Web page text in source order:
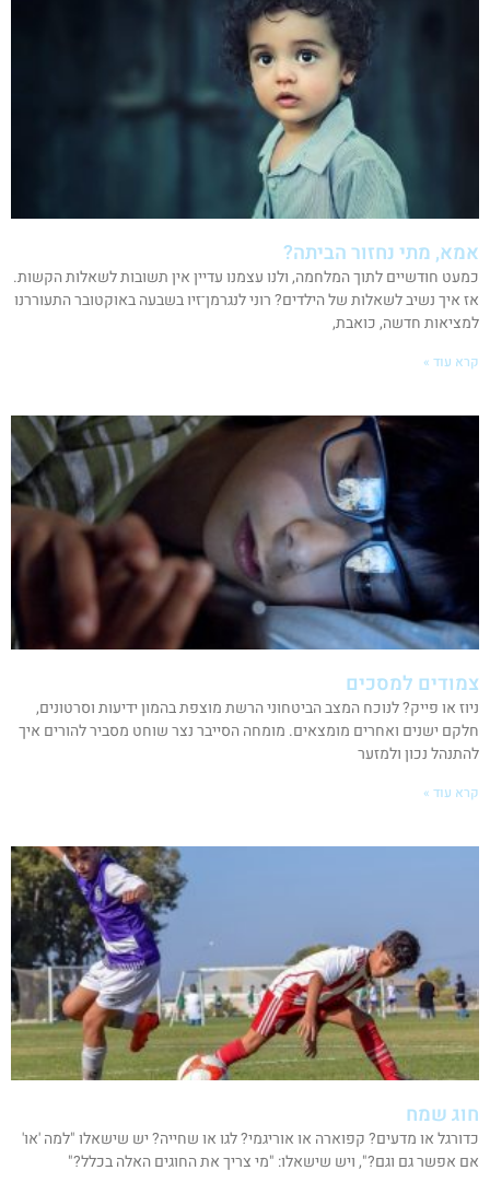
אמא, מתי נחזור הביתה?
כמעט חודשיים לתוך המלחמה, ולנו עצמנו עדיין אין תשובות לשאלות הקשות.
אז איך נשיב לשאלות של הילדים? רוני לנגרמן־זיו בשבעה באוקטובר התעוררנו
למציאות חדשה, כואבת,
קרא עוד »
צמודים למסכים
ניוז או פייק? לנוכח המצב הביטחוני הרשת מוצפת בהמון ידיעות וסרטונים,
חלקם ישנים ואחרים מומצאים. מומחה הסייבר נצר שוחט מסביר להורים איך
להתנהל נכון ולמזער
קרא עוד »
חוג שמח
כדורגל או מדעים? קפוארה או אוריגמי? לגו או שחייה? יש שישאלו "למה 'או'
אם אפשר גם וגם?", ויש שישאלו: "מי צריך את החוגים האלה בכלל?"